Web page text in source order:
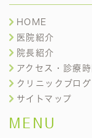
HOME
医院紹介
院長紹介
アクセス・診療時
クリニックブログ
サイトマップ
MENU